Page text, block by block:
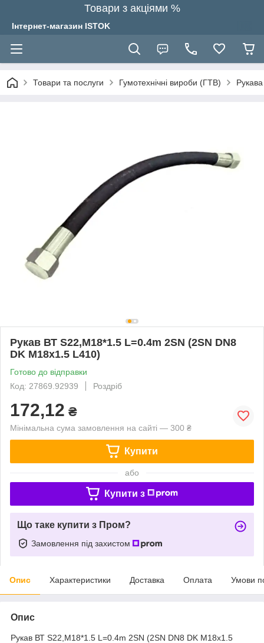
Товари з акціями %
Інтернет-магазин ISTOK
Товари та послуги Гумотехнічні вироби (ГТВ) Рукава
Рукав ВТ S22,M18*1.5 L=0.4m 2SN (2SN DN8
DK M18x1.5 L410)
Готово до відправки
Код: 27869.92939
Роздріб
172,12 ₴
Мінімальна сума замовлення на сайті — 300 ₴
Купити
або
Купити з
Що таке купити з Пром?
Замовлення під захистом
Опис Характеристики Доставка Оплата Умови
Опис
Рукав ВТ S22,M18*1.5 L=0.4m 2SN (2SN DN8 DK M18x1.5